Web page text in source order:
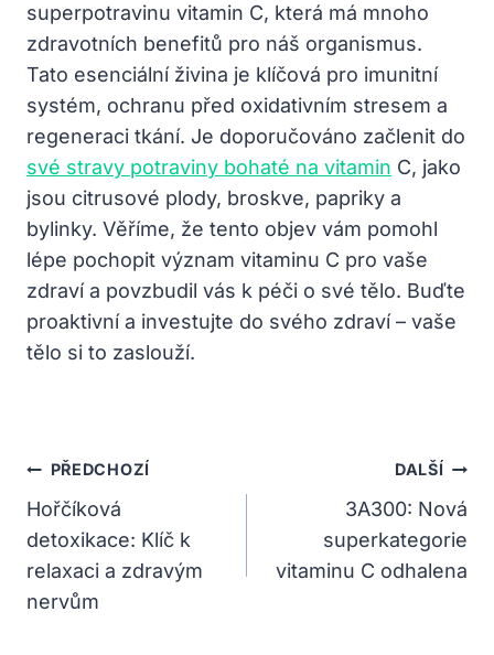
superpotravinu vitamin C, která má mnoho
zdravotních benefitů pro náš organismus.
Tato esenciální živina je klíčová pro imunitní
systém, ochranu před oxidativním stresem a
regeneraci tkání. Je doporučováno začlenit do
své stravy potraviny bohaté na vitamin C, jako
jsou citrusové plody, broskve, papriky a
bylinky. Věříme, že tento objev vám pomohl
lépe pochopit význam vitaminu C pro vaše
zdraví a povzbudil vás k péči o své tělo. Buďte
proaktivní a investujte do svého zdraví – vaše
tělo si to zaslouží.
Navigace
Pro
Příspěvek
PŘEDCHOZÍ
Hořčíková
detoxikace: Klíč k
relaxaci a zdravým
nervům
DALŠÍ
3A300: Nová
superkategorie
vitaminu C odhalena